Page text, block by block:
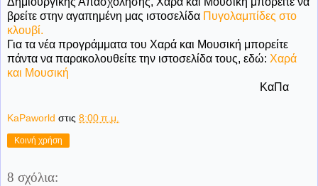
βρείτε στην αγαπημένη μας ιστοσελίδα Πυγολαμπίδες στο
κλουβί.
Για τα νέα προγράμματα του Χαρά και Μουσική μπορείτε
πάντα να παρακολουθείτε την ιστοσελίδα τους, εδώ: Χαρά
και Μουσική
ΚαΠα
KaPaworld στις 8:00 π.μ.
Κοινή χρήση
8 σχόλια: